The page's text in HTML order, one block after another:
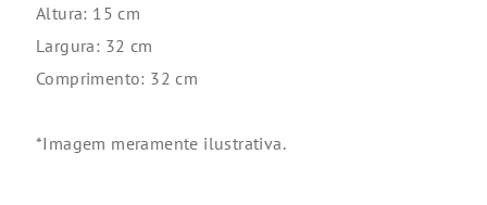
Altura: 15 cm
Largura: 32 cm
Comprimento: 32 cm
*Imagem meramente ilustrativa.